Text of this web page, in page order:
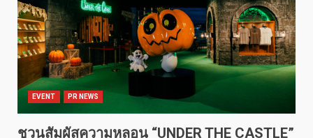
EVENT PR NEWS
ชวนสัมผัสความหลอน “UNDER THE CASTLE”